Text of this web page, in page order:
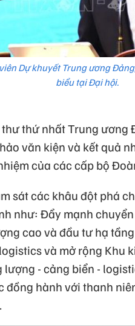
Dự khuyết Trung ương
biểu tại Đại hội.
thứ nhất Trung ương
văn kiện và kết quả
của các cấp bộ
sát các khâu đột phá
như: Đẩy mạnh
cao và đầu tư hạ
và mở rộng Khu
lượng - cảng biển -
đồng hành với thanh